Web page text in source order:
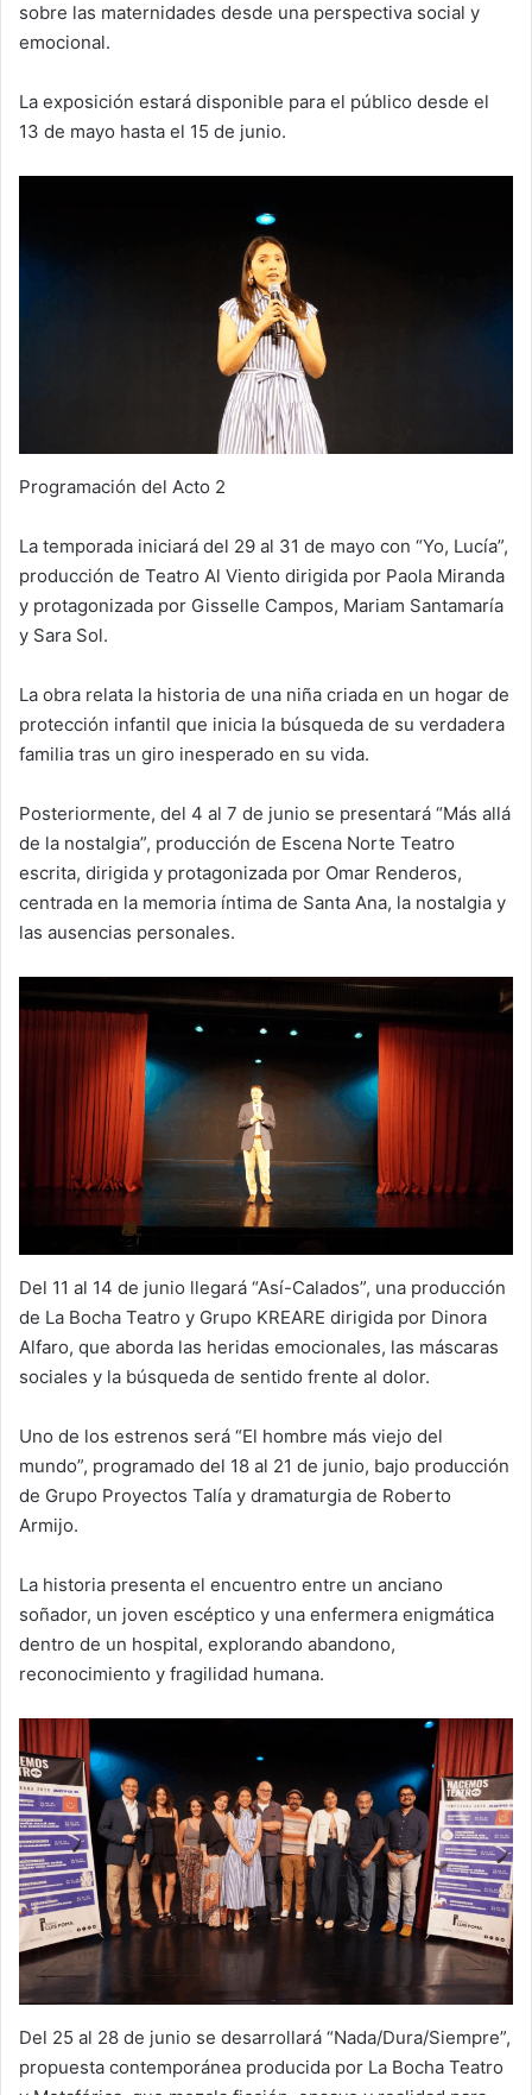
sobre las maternidades desde una perspectiva social y
emocional.
La exposición estará disponible para el público desde el
13 de mayo hasta el 15 de junio.
Programación del Acto 2
La temporada iniciará del 29 al 31 de mayo con “Yo, Lucía”,
producción de Teatro Al Viento dirigida por Paola Miranda
y protagonizada por Gisselle Campos, Mariam Santamaría
y Sara Sol.
La obra relata la historia de una niña criada en un hogar de
protección infantil que inicia la búsqueda de su verdadera
familia tras un giro inesperado en su vida.
Posteriormente, del 4 al 7 de junio se presentará “Más allá
de la nostalgia”, producción de Escena Norte Teatro
escrita, dirigida y protagonizada por Omar Renderos,
centrada en la memoria íntima de Santa Ana, la nostalgia y
las ausencias personales.
Del 11 al 14 de junio llegará “Así-Calados”, una producción
de La Bocha Teatro y Grupo KREARE dirigida por Dinora
Alfaro, que aborda las heridas emocionales, las máscaras
sociales y la búsqueda de sentido frente al dolor.
Uno de los estrenos será “El hombre más viejo del
mundo”, programado del 18 al 21 de junio, bajo producción
de Grupo Proyectos Talía y dramaturgia de Roberto
Armijo.
La historia presenta el encuentro entre un anciano
soñador, un joven escéptico y una enfermera enigmática
dentro de un hospital, explorando abandono,
reconocimiento y fragilidad humana.
Del 25 al 28 de junio se desarrollará “Nada/Dura/Siempre”,
propuesta contemporánea producida por La Bocha Teatro